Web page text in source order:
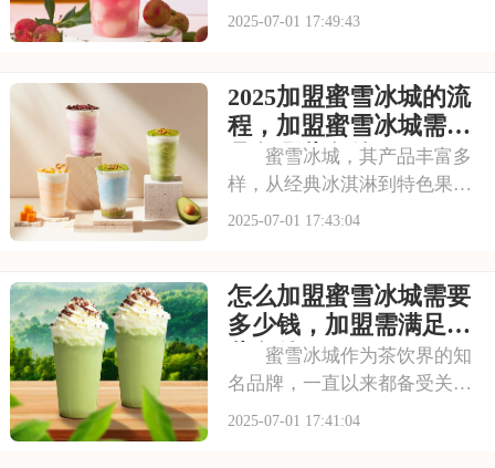
的目光。其成熟的运营模式和
冰城需要投入多少费用呢？以
下是开一家蜜雪冰城需要投资
多少钱，加盟蜜雪冰
2025-07-01 17:49:43
2025加盟蜜雪冰城的流
程，加盟蜜雪冰城需要
具备哪些条件
蜜雪冰城，其产品丰富多
样，从经典冰淇淋到特色果
茶，满足不同消费者口味。门
力和市场潜力，让众多投资者
心动不已，那么加盟蜜雪冰城
需要多少费用呢？以下
2025-07-01 17:43:04
怎么加盟蜜雪冰城需要
多少钱，加盟需满足哪
些条件
蜜雪冰城作为茶饮界的知
名品牌，一直以来都备受关
注。它以丰富的产品线和高性
2025-07-01 17:41:04